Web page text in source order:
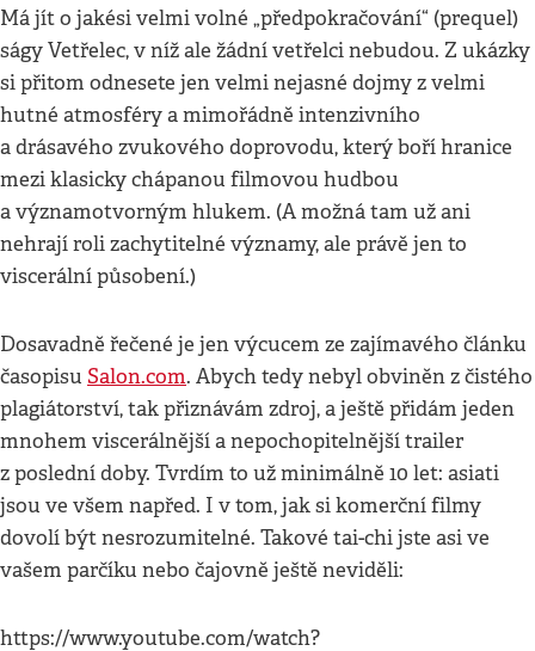
Má jít o jakési velmi volné „předpokračování“ (prequel)
ságy Vetřelec, v níž ale žádní vetřelci nebudou. Z ukázky
si přitom odnesete jen velmi nejasné dojmy z velmi
hutné atmosféry a mimořádně intenzivního
a drásavého zvukového doprovodu, který boří hranice
mezi klasicky chápanou filmovou hudbou
a významotvorným hlukem. (A možná tam už ani
nehrají roli zachytitelné významy, ale právě jen to
viscerální působení.)
Dosavadně řečené je jen výcucem ze zajímavého článku
časopisu Salon.com. Abych tedy nebyl obviněn z čistého
plagiátorství, tak přiznávám zdroj, a ještě přidám jeden
mnohem viscerálnější a nepochopitelnější trailer
z poslední doby. Tvrdím to už minimálně 10 let: asiati
jsou ve všem napřed. I v tom, jak si komerční filmy
dovolí být nesrozumitelné. Takové tai-chi jste asi ve
vašem parčíku nebo čajovně ještě neviděli:
https://www.youtube.com/watch?